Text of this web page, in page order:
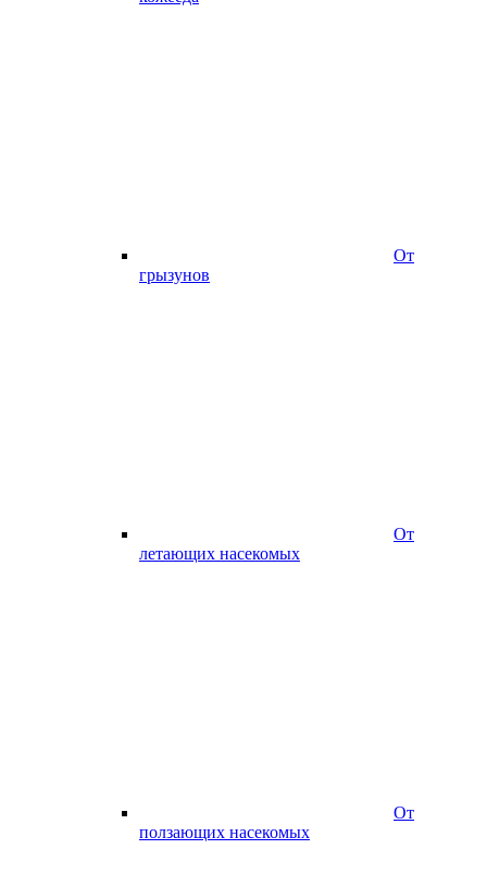
От
грызунов
От
летающих насекомых
От
ползающих насекомых